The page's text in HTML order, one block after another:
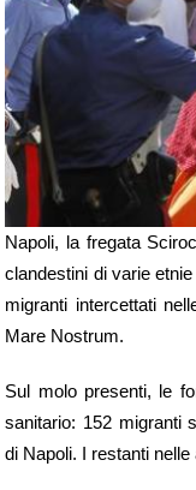
Napoli, la fregata
clandestini di varie
migranti intercettati
Mare Nostrum.
Sul molo presenti, le
sanitario: 152 migranti
di Napoli. I restanti